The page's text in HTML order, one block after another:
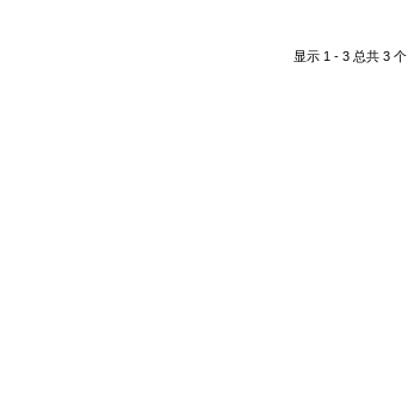
显示 1 - 3 总共 3 个